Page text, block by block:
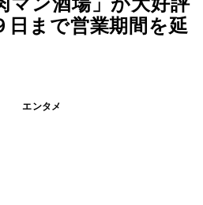
日まで営業期間を延
エンタメ